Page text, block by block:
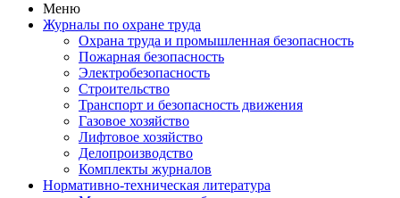
Меню
Журналы по охране труда
Охрана труда и промышленная безопасность
Пожарная безопасность
Электробезопасность
Строительство
Транспорт и безопасность движения
Газовое хозяйство
Лифтовое хозяйство
Делопроизводство
Комплекты журналов
Нормативно-техническая литература